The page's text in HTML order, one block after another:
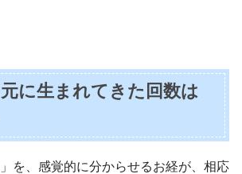
に生まれてきた回数は
を、感覚的に分からせるお経が、相応